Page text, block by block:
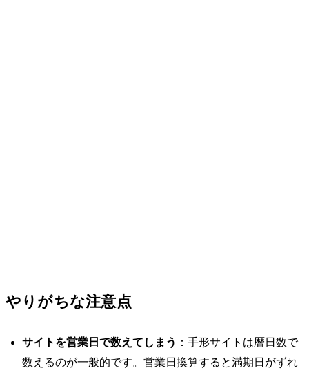
やりがちな注意点
サイトを営業日で数えてしまう ：手形サイトは暦日数で
数えるのが一般的です。営業日換算すると満期日がずれ